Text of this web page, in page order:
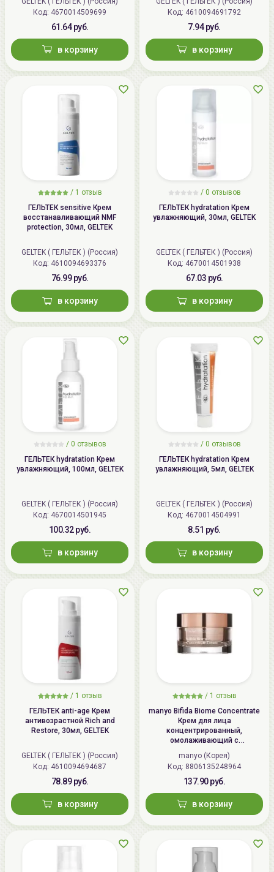
Код: 4670014509699
61.64 руб.
в корзину
Код: 4610094691792
7.94 руб.
в корзину
/ 1 отзыв
ГЕЛЬТЕК sensitive Крем
восстанавливающий NMF
protection, 30мл, GELTEK
GELTEK ( ГЕЛЬТЕК ) (Россия)
Код: 4610094693376
76.99 руб.
в корзину
/ 0 отзывов
ГЕЛЬТЕК hydratation Крем
увлажняющий, 30мл, GELTEK
GELTEK ( ГЕЛЬТЕК ) (Россия)
Код: 4670014501938
67.03 руб.
в корзину
/ 0 отзывов
ГЕЛЬТЕК hydratation Крем
увлажняющий, 100мл, GELTEK
GELTEK ( ГЕЛЬТЕК ) (Россия)
Код: 4670014501945
100.32 руб.
в корзину
/ 0 отзывов
ГЕЛЬТЕК hydratation Крем
увлажняющий, 5мл, GELTEK
GELTEK ( ГЕЛЬТЕК ) (Россия)
Код: 4670014504991
8.51 руб.
в корзину
/ 1 отзыв
ГЕЛЬТЕК anti-age Крем
антивозрастной Rich and
Restore, 30мл, GELTEK
GELTEK ( ГЕЛЬТЕК ) (Россия)
Код: 4610094694687
78.89 руб.
в корзину
/ 1 отзыв
manyo Bifida Biome Concentrate
Крем для лица
концентрированный,
омолаживающий с
бифидобактериями | 50мл |
Bifida Biome Concentrate Cream
manyo (Корея)
Код: 8806135248964
137.90 руб.
в корзину